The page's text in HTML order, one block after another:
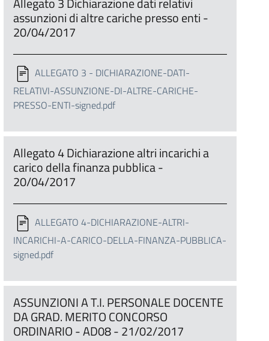
assunzioni di altre cariche presso enti -
20/04/2017
ALLEGATO 3 - DICHIARAZIONE-DATI-
RELATIVI-ASSUNZIONE-DI-ALTRE-CARICHE-
PRESSO-ENTI-signed.pdf
Allegato 4 Dichiarazione altri incarichi a
carico della finanza pubblica -
20/04/2017
ALLEGATO 4-DICHIARAZIONE-ALTRI-
INCARICHI-A-CARICO-DELLA-FINANZA-PUBBLICA-
signed.pdf
ASSUNZIONI A T.I. PERSONALE DOCENTE
DA GRAD. MERITO CONCORSO
ORDINARIO - AD08 - 21/02/2017